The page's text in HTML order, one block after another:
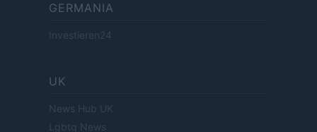
GERMANIA
Investieren24
UK
News Hub UK
Lgbtq News